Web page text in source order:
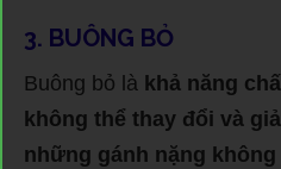
3. BUÔNG BỎ
Buông bỏ là khả năng
không thể thay đổi và
những gánh nặng